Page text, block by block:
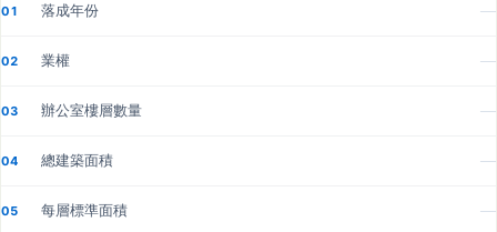
01 落成年份 —
02 業權 —
03 辦公室樓層數量 —
04 總建築面積 —
05 每層標準面積 —